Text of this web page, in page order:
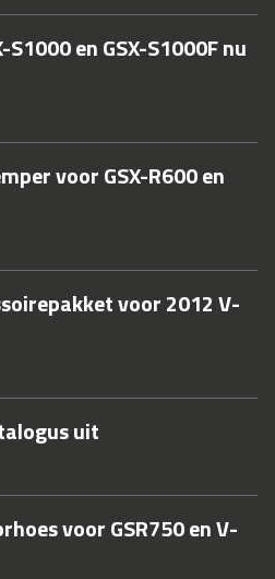
en GSX-S1000F nu
voor GSX-R600 en
voor 2012 V-
uit
voor GSR750 en V-